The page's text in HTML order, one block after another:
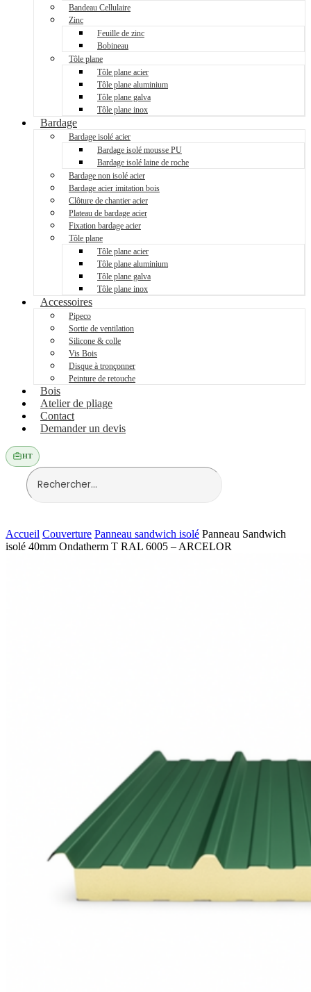
Bandeau Cellulaire
Zinc
Feuille de zinc
Bobineau
Tôle plane
Tôle plane acier
Tôle plane aluminium
Tôle plane galva
Tôle plane inox
Bardage
Bardage isolé acier
Bardage isolé mousse PU
Bardage isolé laine de roche
Bardage non isolé acier
Bardage acier imitation bois
Clôture de chantier acier
Plateau de bardage acier
Fixation bardage acier
Tôle plane
Tôle plane acier
Tôle plane aluminium
Tôle plane galva
Tôle plane inox
Accessoires
Pipeco
Sortie de ventilation
Silicone & colle
Vis Bois
Disque à tronçonner
Peinture de retouche
Bois
Atelier de pliage
Contact
Demander un devis
HT
Accueil Couverture Panneau sandwich isolé Panneau Sandwich
isolé 40mm Ondatherm T RAL 6005 – ARCELOR